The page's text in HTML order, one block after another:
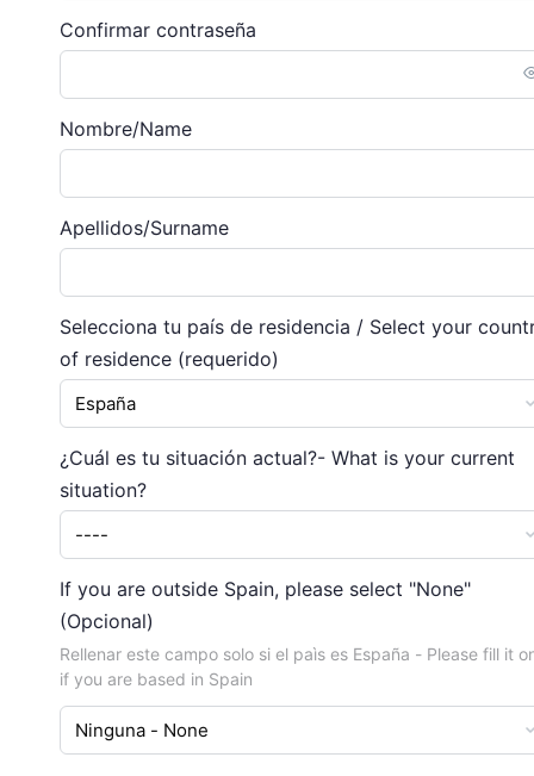
Confirmar contraseña
Nombre/Name
Apellidos/Surname
Selecciona tu país de residencia / Select your
of residence (requerido)
¿Cuál es tu situación actual?- What is your current
situation?
If you are outside Spain, please select "None"
(Opcional)
Rellenar este campo solo si el paìs es España - Please fill it
if you are based in Spain